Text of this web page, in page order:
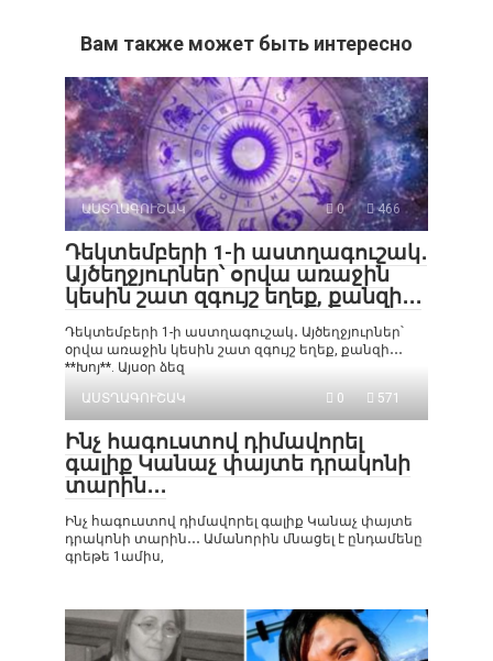
Вам также может быть интересно
ԱՍՏՂԱԳՈՒՇԱԿ 0 466
Դեկտեմբերի 1-ի աստղագուշակ․
Այծեղջյուրներ՝ օրվա առաջին
կեսին շատ զգույշ եղեք, քանզի․․․
Դեկտեմբերի 1-ի աստղագուշակ․ Այծեղջյուրներ՝
օրվա առաջին կեսին շատ զգույշ եղեք, քանզի․․․
**Խոյ**. Այսօր ձեզ
ԱՍՏՂԱԳՈՒՇԱԿ
0 571
Ինչ հագուստով դիմավորել
գալիք Կանաչ փայտե դրակոնի
տարին․․․
Ինչ հագուստով դիմավորել գալիք Կանաչ փայտե
դրակոնի տարին․․․ Ամանորին մնացել է ընդամենը
գրեթե 1ամիս,